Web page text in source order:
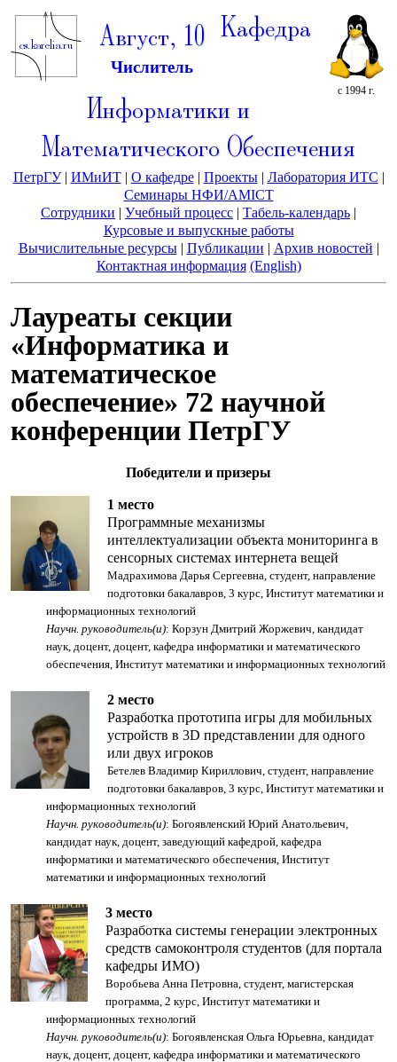
Август, 10
Числитель
с 1994 г.
Кафедра
Информатики и
Математического Обеспечения
ПетрГУ| ИМиИТ| О кафедре| Проекты| Лаборатория ИТС |
Семинары НФИ/AMICT
Сотрудники | Учебный процесс | Табель-календарь |
Курсовые и выпускные работы
Вычислительные ресурсы| Публикации | Архив новостей |
Контактная информация (English)
Лауреаты секции
«Информатика и
математическое
обеспечение» 72 научной
конференции ПетрГУ
Победители и призеры
1 место
Программные механизмы
интеллектуализации объекта мониторинга в
сенсорных системах интернета вещей
Мадрахимова Дарья Сергеевна, студент, направление
подготовки бакалавров, 3 курс, Институт математики и
информационных технологий
Научн. руководитель(и): Корзун Дмитрий Жоржевич, кандидат
наук, доцент, доцент, кафедра информатики и математического
обеспечения, Институт математики и информационных технологий
2 место
Разработка прототипа игры для мобильных
устройств в 3D представлении для одного
или двух игроков
Бетелев Владимир Кириллович, студент, направление
подготовки бакалавров, 3 курс, Институт математики и
информационных технологий
Научн. руководитель(и): Богоявленский Юрий Анатольевич,
кандидат наук, доцент, заведующий кафедрой, кафедра
информатики и математического обеспечения, Институт
математики и информационных технологий
3 место
Разработка системы генерации электронных
средств самоконтроля студентов (для портала
кафедры ИМО)
Воробьева Анна Петровна, студент, магистерская
программа, 2 курс, Институт математики и
информационных технологий
Научн. руководитель(и): Богоявленская Ольга Юрьевна, кандидат
наук, доцент, доцент, кафедра информатики и математического